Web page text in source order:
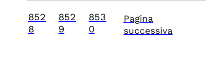
852
8
852
9
853
0
Pagina
successiva